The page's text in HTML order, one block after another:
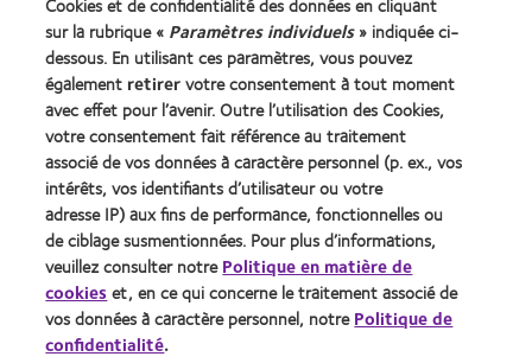
Cookies
Conditions d'utilisation
Décret 2013
identifiant unique délivré par l'Agence de la transition
écologique (ADEME) : FR217780_01DQPP
Gérer les préférences relatives au consentement
© 2026CooperVision
sur la rubrique « Paramètres individuels» indiquée ci-
dessous. En utilisant ces paramètres, vous pouvez
également retirervotre consentement à tout moment
avec effet pour l’avenir. Outre l’utilisation des Cookies,
votre consentement fait référence au traitement
associé de vos données à caractère personnel (p. ex., vos
intérêts, vos identifiants d’utilisateur ou votre
adresse IP) aux fins de performance, fonctionnelles ou
de ciblage susmentionnées. Pour plus d’informations,
veuillez consulter notrePolitique en matière de
cookieset, en ce qui concerne le traitement associé de
vos données à caractère personnel, notrePolitique de
confidentialité.